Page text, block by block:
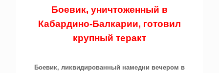
Боевик, уничтоженный в
Кабардино-Балкарии, готовил
крупный теракт
Боевик, ликвидированный намедни вечером в